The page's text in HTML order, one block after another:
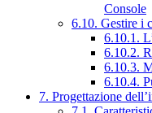
Console
6.10. Gestire i
6.10.1.
6.10.2.
6.10.3.
6.10.4.
7. Progettazione